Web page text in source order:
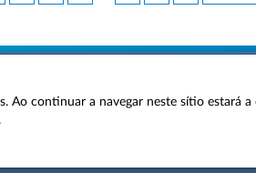
Ao continuar a navegar neste sítio estará